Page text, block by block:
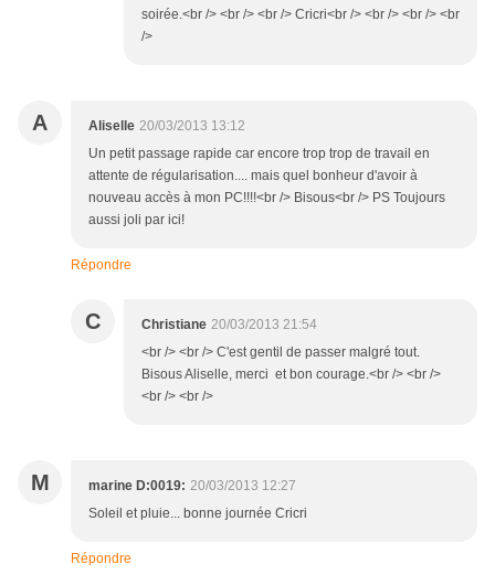
soirée.<br /> <br /> <br /> Cricri<br /> <br /> <br /> <br
/>
A Aliselle 20/03/2013 13:12
Un petit passage rapide car encore trop trop de travail en
attente de régularisation.... mais quel bonheur d'avoir à
nouveau accès à mon PC!!!!<br /> Bisous<br /> PS Toujours
aussi joli par ici!
Répondre
C Christiane 20/03/2013 21:54
<br /> <br /> C'est gentil de passer malgré tout.
Bisous Aliselle, merci et bon courage.<br /> <br />
<br /> <br />
M marine D:0019: 20/03/2013 12:27
Soleil et pluie... bonne journée Cricri
Répondre